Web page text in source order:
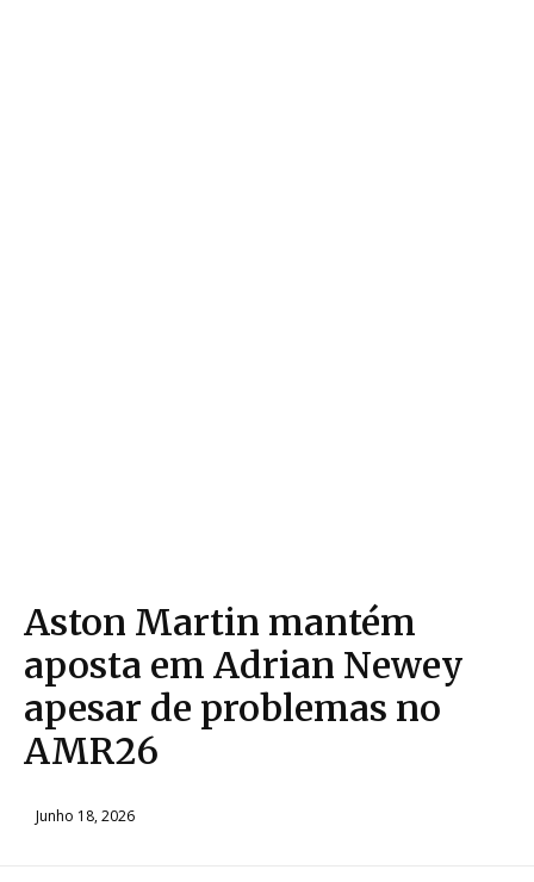
Aston Martin mantém
aposta em Adrian Newey
apesar de problemas no
AMR26
Junho 18, 2026